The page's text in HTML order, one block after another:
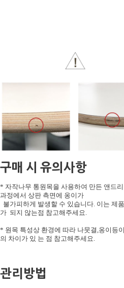
구매 시 유의사항
* 자작나무 통원목을 사용하여 만든 앤드
과정에서 상판 측면에 옹이가
불가피하게 발생할 수 있습니다. 이는 제
가 되지 않는점 참고해주세요.
* 원목 특성상 환경에 따라 나뭇결,옹이등
의 차이가 있 는 점 참고해주세요.
관리방법